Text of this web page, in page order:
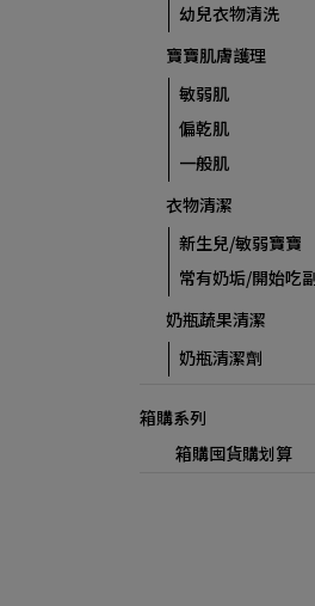
幼兒衣物清洗
寶寶肌膚護理
敏弱肌
偏乾肌
一般肌
衣物清潔
新生兒/敏弱寶寶
常有奶垢/開始吃
奶瓶蔬果清潔
奶瓶清潔劑
箱購系列
箱購囤貨購划算